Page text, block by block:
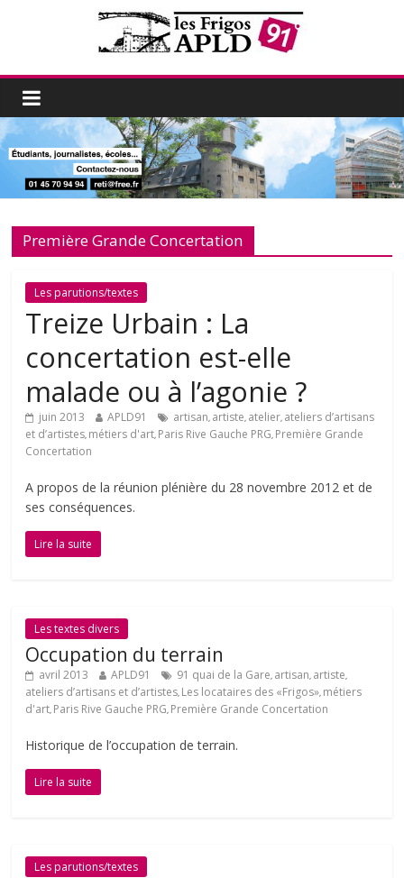
Première Grande Concertation
Les parutions/textes
Treize Urbain : La
concertation est-elle
malade ou à l’agonie ?
juin 2013 APLD91 artisan, artiste, atelier, ateliers d’artisans
et d’artistes, métiers d'art, Paris Rive Gauche PRG, Première Grande
Concertation
A propos de la réunion plénière du 28 novembre 2012 et de
ses conséquences.
Lire la suite
Les textes divers
Occupation du terrain
avril 2013 APLD91 91 quai de la Gare, artisan, artiste,
ateliers d’artisans et d’artistes, Les locataires des «Frigos», métiers
d'art, Paris Rive Gauche PRG, Première Grande Concertation
Historique de l’occupation de terrain.
Lire la suite
Les parutions/textes